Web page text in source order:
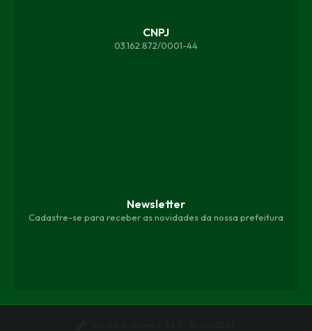
CNPJ
03.162.872/0001-44
Newsletter
Cadastre-se para receber as novidades da nossa prefeitura